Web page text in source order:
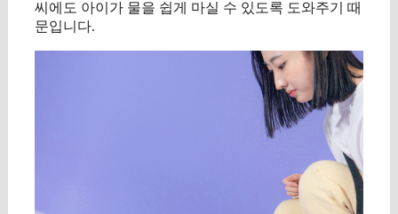
씨에도 아이가 물을 쉽게 마실 수 있도록 도와주기 때
문입니다.